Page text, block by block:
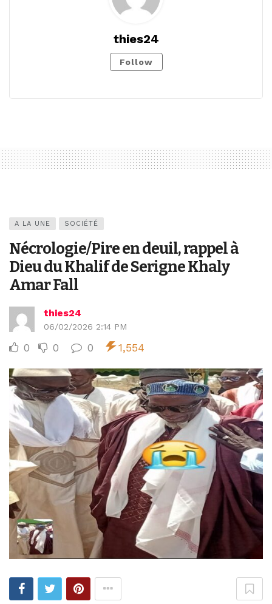
thies24
Follow
A LA UNE SOCIÉTÉ
Nécrologie/Pire en deuil, rappel à
Dieu du Khalif de Serigne Khaly
Amar Fall
thies24
06/02/2026 2:14 PM
0 0 0 1,554